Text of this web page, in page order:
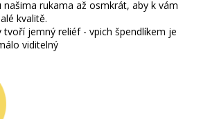
rukama až osmkrát, aby k vám
kvalitě.
tvoří jemný reliéf - vpich špendlíkem je
viditelný